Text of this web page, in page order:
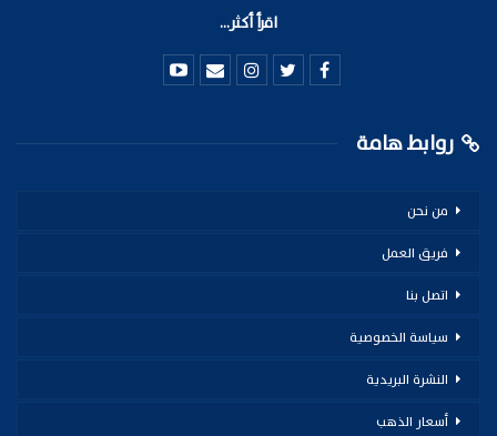
اقرأ أكثر...
روابط هامة
من نحن
فريق العمل
اتصل بنا
سياسة الخصوصية
النشرة البريدية
أسعار الذهب